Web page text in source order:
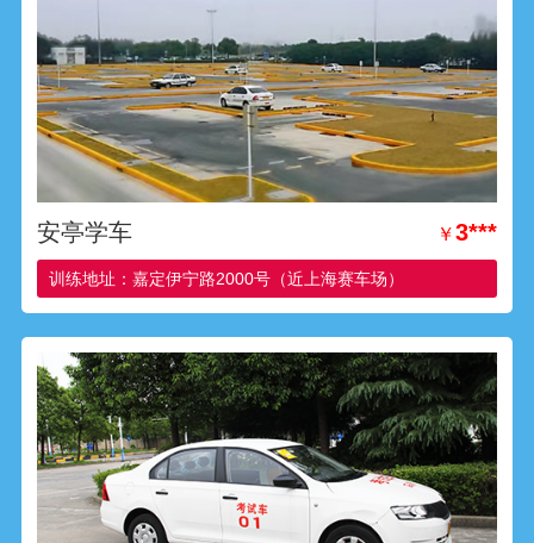
安亭学车 ￥3***
训练地址：嘉定伊宁路2000号（近上海赛车场）